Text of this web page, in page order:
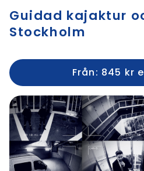
Guidad kajaktur
Stockholm
Från: 845 kr